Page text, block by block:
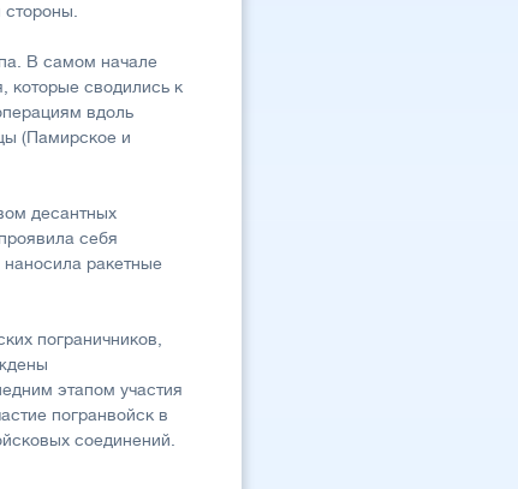
В самом начале
которые сводились к
вдоль
(Памирское и
десантных
себя
ракетные
пограничников,
этапом участия
погранвойск в
соединений.